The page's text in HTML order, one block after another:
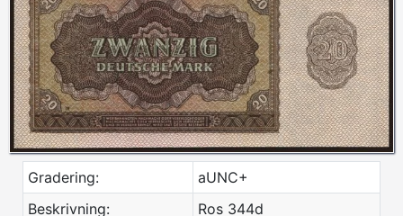
Gradering:
aUNC+
Beskrivning:
Ros 344d